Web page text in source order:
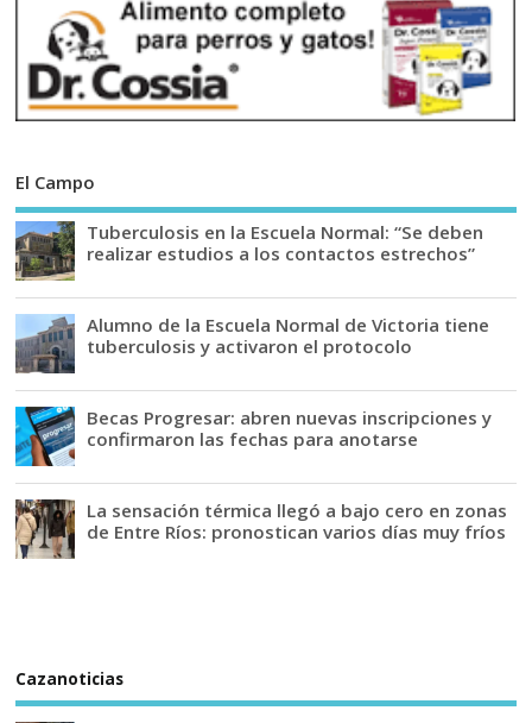
El Campo
Tuberculosis en la Escuela Normal: “Se deben
realizar estudios a los contactos estrechos”
Alumno de la Escuela Normal de Victoria tiene
tuberculosis y activaron el protocolo
Becas Progresar: abren nuevas inscripciones y
confirmaron las fechas para anotarse
La sensación térmica llegó a bajo cero en zonas
de Entre Ríos: pronostican varios días muy fríos
Cazanoticias